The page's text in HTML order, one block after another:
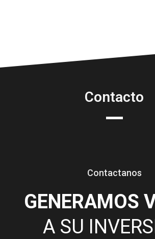
Contacto
Contactanos
GENERAMOS
A SU